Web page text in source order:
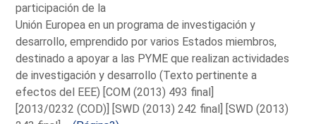
participación de la
Unión Europea en un programa de investigación y
desarrollo, emprendido por varios Estados miembros,
destinado a apoyar a las PYME que realizan actividades
de investigación y desarrollo (Texto pertinente a
efectos del EEE) [COM (2013) 493 final]
[2013/0232 (COD)] [SWD (2013) 242 final] [SWD (2013)